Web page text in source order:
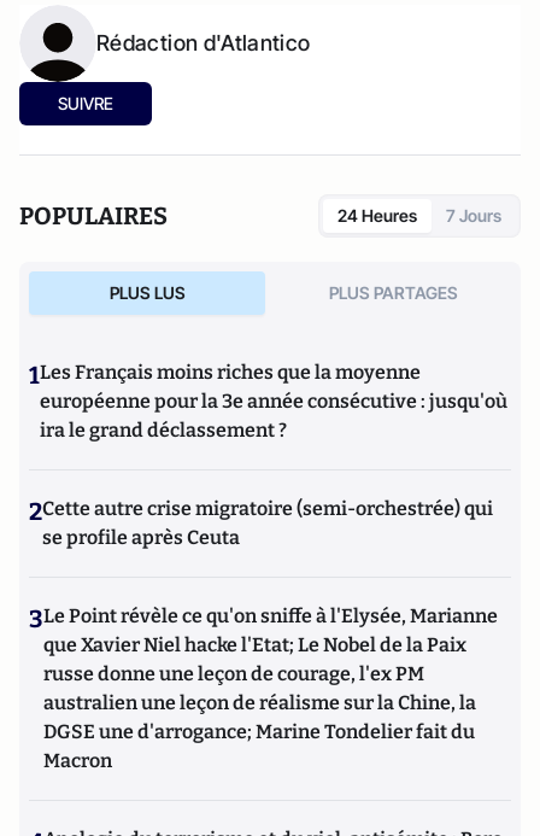
Rédaction d'Atlantico
SUIVRE
POPULAIRES 24 Heures 7 Jours
PLUS LUS PLUS PARTAGES
1Les Français moins riches que la moyenne
européenne pour la 3e année consécutive : jusqu'où
ira le grand déclassement ?
2Cette autre crise migratoire (semi-orchestrée) qui
se profile après Ceuta
3Le Point révèle ce qu'on sniffe à l'Elysée, Marianne
que Xavier Niel hacke l'Etat; Le Nobel de la Paix
russe donne une leçon de courage, l'ex PM
australien une leçon de réalisme sur la Chine, la
DGSE une d'arrogance; Marine Tondelier fait du
Macron